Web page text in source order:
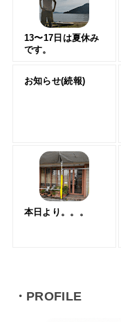
13〜17日は夏休み
です。
お知らせ(続報)
本日より。。。
・PROFILE